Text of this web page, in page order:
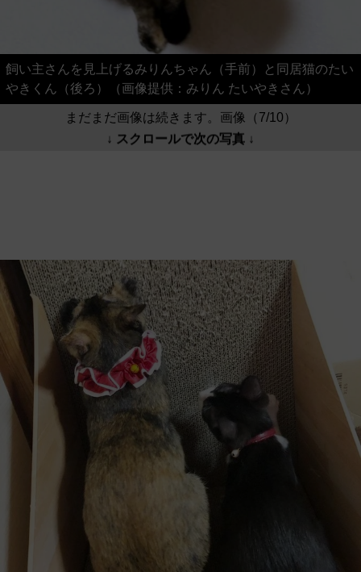
飼い主さんを見上げるみりんちゃん（手前）と同居猫のたい
やきくん（後ろ）（画像提供：みりん たいやきさん）
まだまだ画像は続きます。画像（7/10）
↓ スクロールで次の写真 ↓